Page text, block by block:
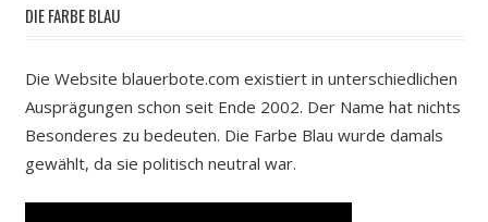
DIE FARBE BLAU
Die Website blauerbote.com existiert in unterschiedlichen
Ausprägungen schon seit Ende 2002. Der Name hat nichts
Besonderes zu bedeuten. Die Farbe Blau wurde damals
gewählt, da sie politisch neutral war.